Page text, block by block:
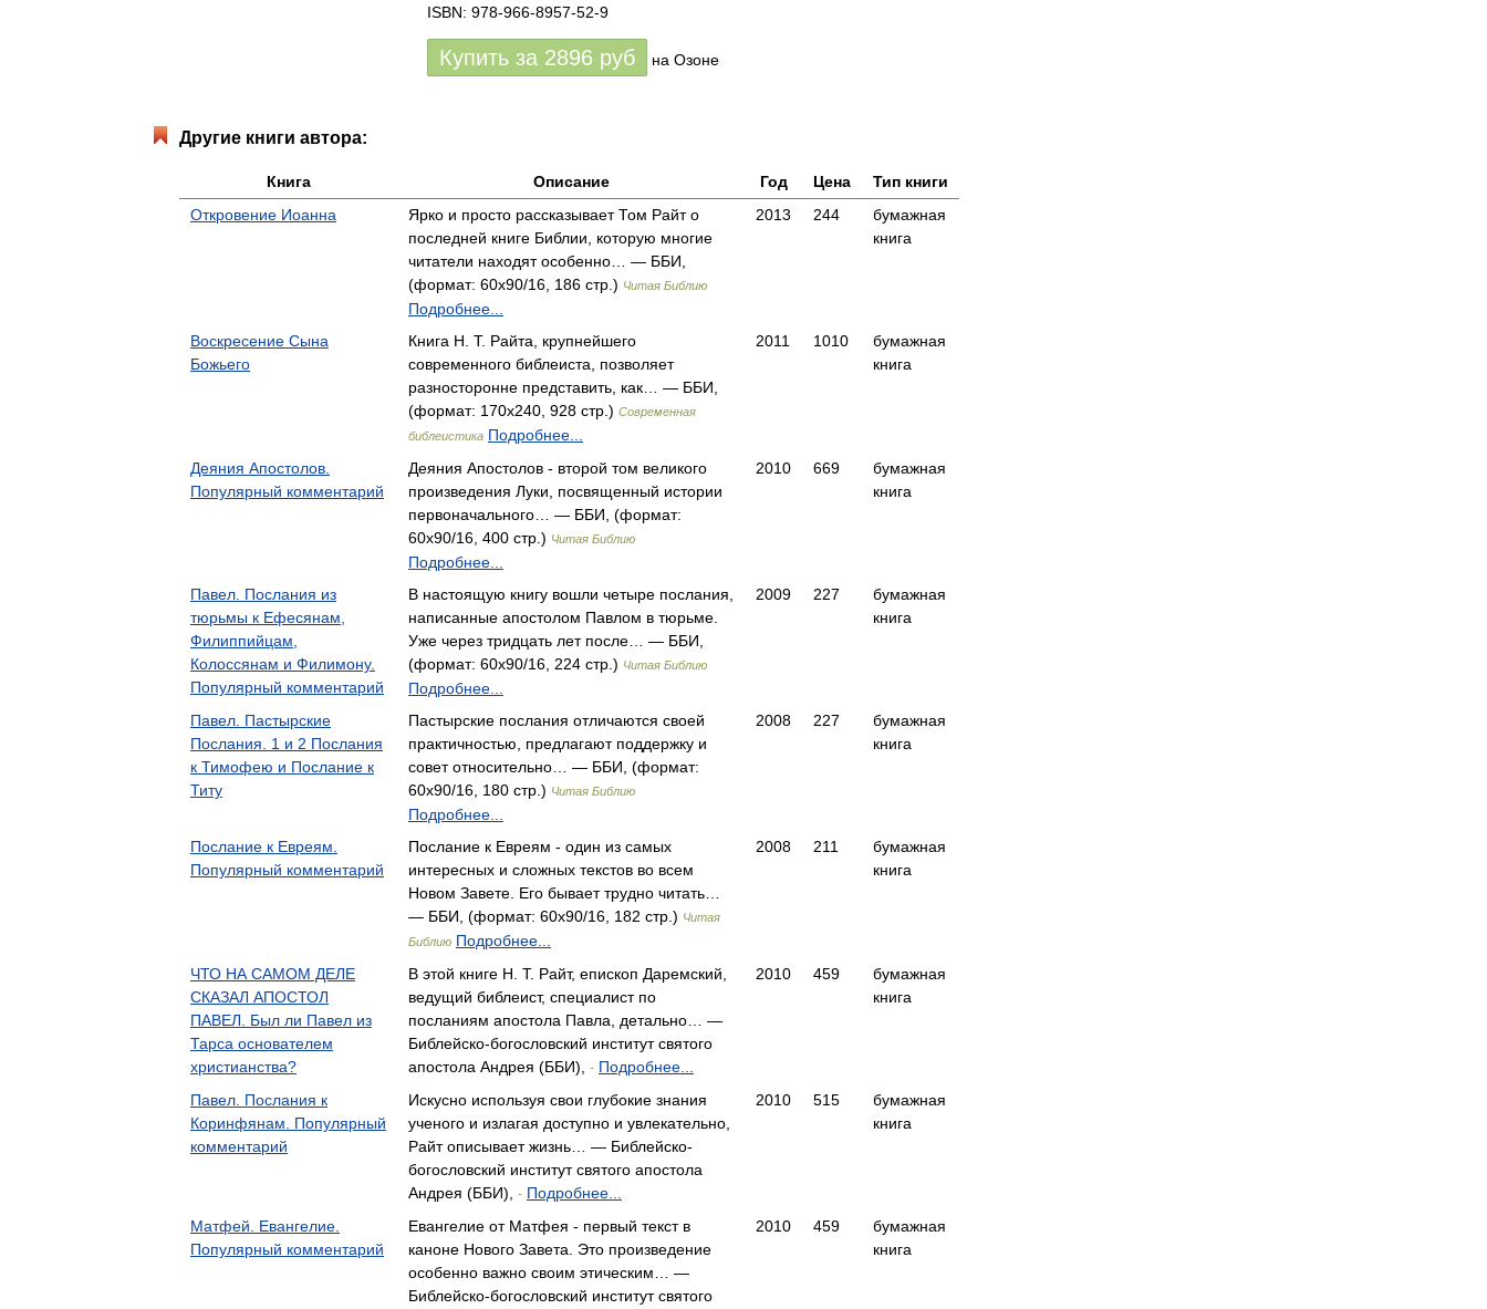
ISBN: 978-966-8957-52-9
Купить за 2896 руб на Озоне
Другие книги автора:
Книга Описание Год Цена
Тип книги
Откровение Иоанна
Ярко и просто рассказывает Том Райт о
последней книге Библии, которую многие
читатели находят особенно… — ББИ,
(формат: 60x90/16, 186 стр.) Читая Библию
Подробнее...
2013 244
бумажная
книга
Воскресение Сына
Божьего
Книга Н. Т. Райта, крупнейшего
современного библеиста, позволяет
разносторонне представить, как… — ББИ,
(формат: 170x240, 928 стр.) Современная
библеистика Подробнее...
2011 1010
бумажная
книга
Деяния Апостолов.
Популярный комментарий
Деяния Апостолов - второй том великого
произведения Луки, посвященный истории
первоначального… — ББИ, (формат:
60x90/16, 400 стр.) Читая Библию
Подробнее...
2010 669
бумажная
книга
Павел. Послания из
тюрьмы к Ефесянам,
Филиппийцам,
Колоссянам и Филимону.
Популярный комментарий
В настоящую книгу вошли четыре послания,
написанные апостолом Павлом в тюрьме.
Уже через тридцать лет после… — ББИ,
(формат: 60x90/16, 224 стр.) Читая Библию
Подробнее...
2009 227
бумажная
книга
Павел. Пастырские
Послания. 1 и 2 Послания
к Тимофею и Послание к
Титу
Пастырские послания отличаются своей
практичностью, предлагают поддержку и
совет относительно… — ББИ, (формат:
60x90/16, 180 стр.) Читая Библию
Подробнее...
2008 227
бумажная
книга
Послание к Евреям.
Популярный комментарий
Послание к Евреям - один из самых
интересных и сложных текстов во всем
Новом Завете. Его бывает трудно читать…
— ББИ, (формат: 60x90/16, 182 стр.) Читая
Библию Подробнее...
2008 211
бумажная
книга
ЧТО НА САМОМ ДЕЛЕ
СКАЗАЛ АПОСТОЛ
ПАВЕЛ. Был ли Павел из
Тарса основателем
христианства?
В этой книге Н. Т. Райт, епископ Даремский,
ведущий библеист, специалист по
посланиям апостола Павла, детально… —
Библейско-богословский институт святого
апостола Андрея (ББИ),
- Подробнее...
2010 459
бумажная
книга
Павел. Послания к
Коринфянам. Популярный
комментарий
Искусно используя свои глубокие знания
ученого и излагая доступно и увлекательно,
Райт описывает жизнь… — Библейско-
богословский институт святого апостола
Андрея (ББИ),
- Подробнее...
2010 515
бумажная
книга
Матфей. Евангелие.
Популярный комментарий
Евангелие от Матфея - первый текст в
каноне Нового Завета. Это произведение
особенно важно своим этическим… —
Библейско-богословский институт святого
2010 459
бумажная
книга